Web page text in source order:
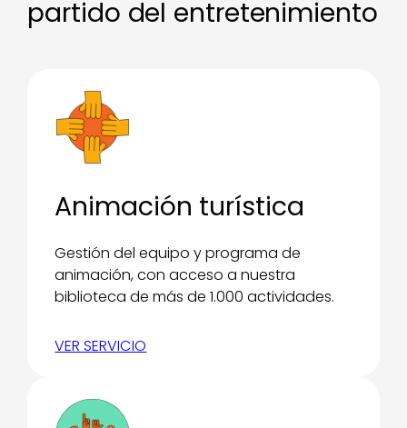
partido del entretenimiento
Animación turística
Gestión del equipo y programa de
animación, con acceso a nuestra
biblioteca de más de 1.000 actividades.
VER SERVICIO